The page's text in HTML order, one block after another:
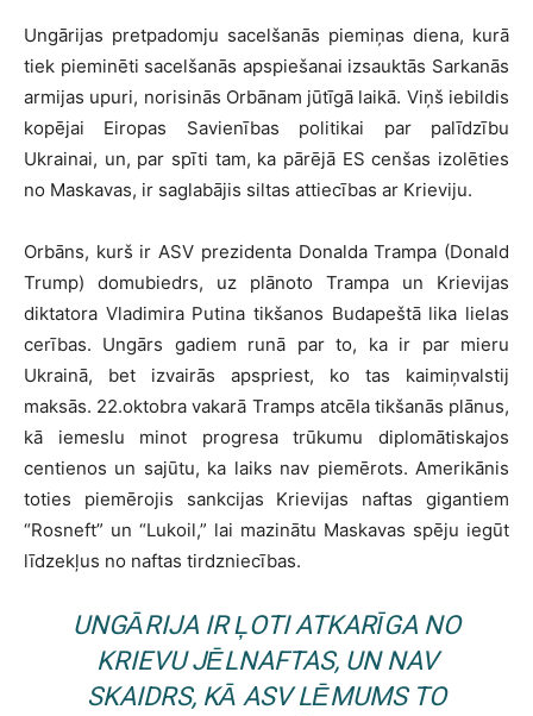
Ungārijas pretpadomju sacelšanās piemiņas diena, kurā
tiek pieminēti sacelšanās apspiešanai izsauktās Sarkanās
armijas upuri, norisinās Orbānam jūtīgā laikā. Viņš iebildis
kopējai Eiropas Savienības politikai par palīdzību
Ukrainai, un, par spīti tam, ka pārējā ES cenšas izolēties
no Maskavas, ir saglabājis siltas attiecības ar Krieviju.
Orbāns, kurš ir ASV prezidenta Donalda Trampa (Donald
Trump) domubiedrs, uz plānoto Trampa un Krievijas
diktatora Vladimira Putina tikšanos Budapeštā lika lielas
cerības. Ungārs gadiem runā par to, ka ir par mieru
Ukrainā, bet izvairās apspriest, ko tas kaimiņvalstij
maksās. 22.oktobra vakarā Tramps atcēla tikšanās plānus,
kā iemeslu minot progresa trūkumu diplomātiskajos
centienos un sajūtu, ka laiks nav piemērots. Amerikānis
toties piemērojis sankcijas Krievijas naftas gigantiem
“Rosneft” un “Lukoil,” lai mazinātu Maskavas spēju iegūt
līdzekļus no naftas tirdzniecības.
UNGĀRIJA IR ĻOTI ATKARĪGA NO
KRIEVU JĒLNAFTAS, UN NAV
SKAIDRS, KĀ ASV LĒMUMS TO